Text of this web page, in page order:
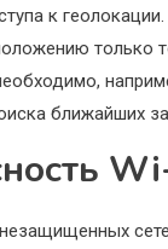
к
только
ближайших